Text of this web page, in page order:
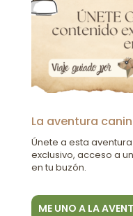
La aventura
Únete a esta
exclusivo, acceso a
en tu buzón.
ME UNO A LA